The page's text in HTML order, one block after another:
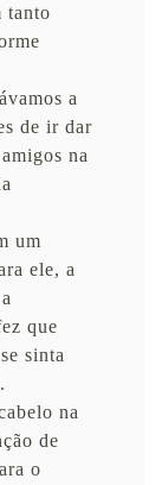
tanto
a
de ir dar
na
um
ele, a
que
sinta
na
de
o